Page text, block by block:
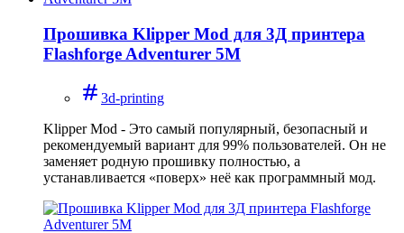
Прошивка Klipper Mod для 3Д принтера
Flashforge Adventurer 5M
3d-printing
Klipper Mod - Это самый популярный, безопасный и
рекомендуемый вариант для 99% пользователей. Он не
заменяет родную прошивку полностью, а
устанавливается «поверх» неё как программный мод.